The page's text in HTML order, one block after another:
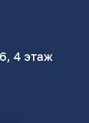
4 этаж